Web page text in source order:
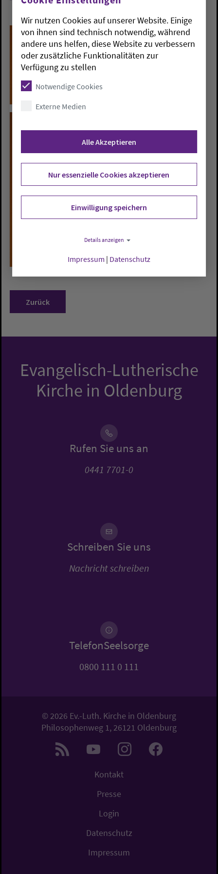
Zurück
Evangelisch-Lutherische
Kirche in Oldenburg
Rufen Sie uns an
0441 7701-0
Schreiben Sie uns
Nachricht schreiben
TelefonSeelsorge
0800 111 0 111
© 2026 Ev.-Luth. Kirche in Oldenburg
Philosophenweg 1, 26121 Oldenburg
Kontakt
Presse
Login
Datenschutz
Impressum
Wir nutzen Cookies auf unserer Website. Einige
von ihnen sind technisch notwendig, während
andere uns helfen, diese Website zu verbessern
oder zusätzliche Funktionalitäten zur
Verfügung zu stellen
Notwendige Cookies
Externe Medien
Alle Akzeptieren
Nur essenzielle Cookies akzeptieren
Einwilligung speichern
Details anzeigen
Impressum | Datenschutz